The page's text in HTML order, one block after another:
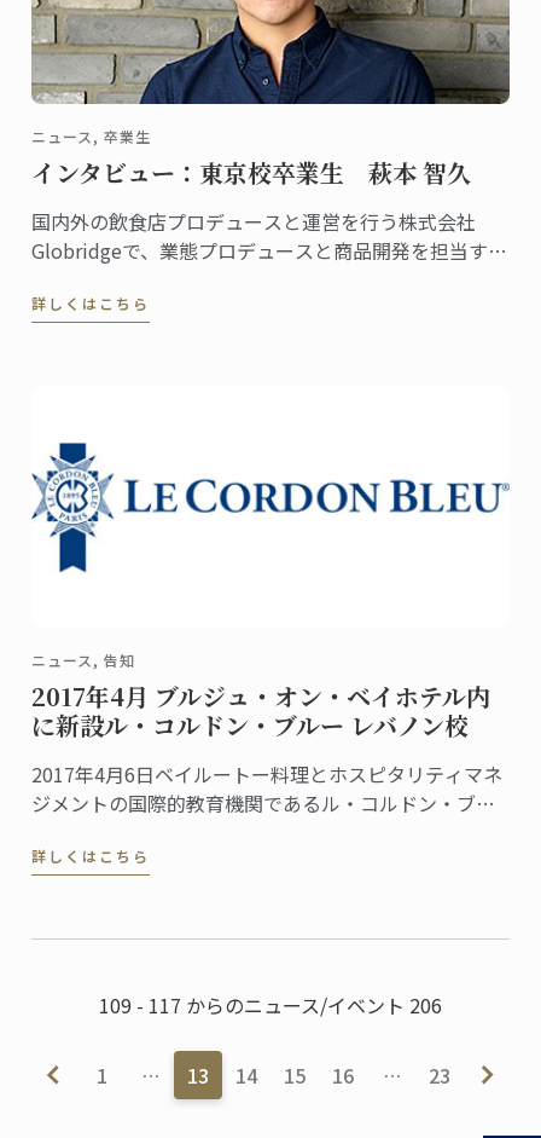
ニュース, 卒業生
インタビュー：東京校卒業生 萩本 智久
国内外の飲食店プロデュースと運営を行う株式会社
Globridgeで、業態プロデュースと商品開発を担当する
得し、まだ20代の若さながら、料理人の気持ちを大切
詳しくはこちら
ニュース, 告知
2017年4月 ブルジュ・オン・ベイホテル内
に新設ル・コルドン・ブルー レバノン校
2017年4月6日ベイルートー料理とホスピタリティマネ
ジメントの国際的教育機関であるル・コルドン・ブル
ィプロムから料理、菓子、パンのディプロムが修得で
詳しくはこちら
109 - 117 からのニュース/イベント 206
1 … 13 14 15 16 … 23